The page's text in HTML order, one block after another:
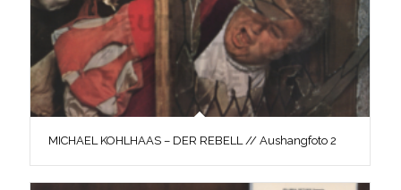
MICHAEL KOHLHAAS – DER REBELL // Aushangfoto 2